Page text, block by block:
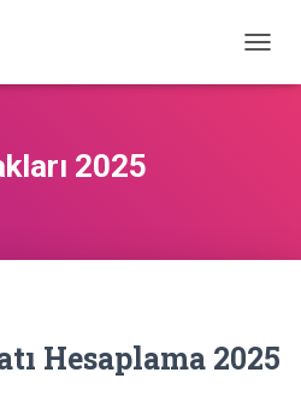
AÇ/
2025
Hesaplama 2025